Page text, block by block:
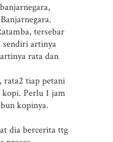
tersebar
sendiri artinya
rata dan
rata2 tiap petani
Perlu 1 jam
kopinya.
dia bercerita ttg